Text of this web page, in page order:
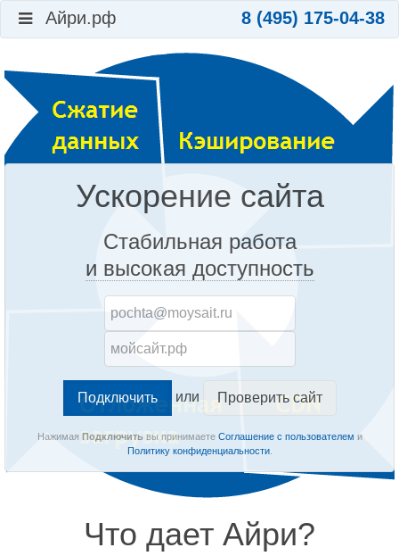
Айри.рф 8 (495) 175-04-38
Ускорение сайта
Стабильная работа
и высокая доступность
или Проверить сайт
Нажимая Подключитьвы принимаете Соглашение с пользователем и
Политику конфиденциальности.
Что дает Айри?